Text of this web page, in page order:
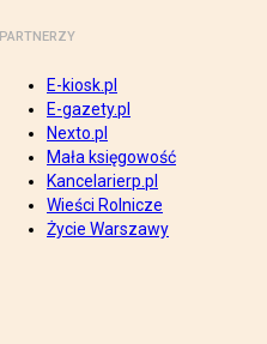
PARTNERZY
E-kiosk.pl
E-gazety.pl
Nexto.pl
Mała księgowość
Kancelarierp.pl
Wieści Rolnicze
Życie Warszawy